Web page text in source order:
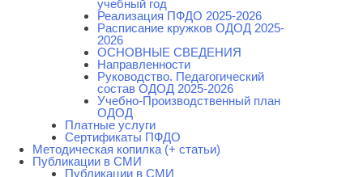
учебный год
Реализация ПФДО 2025-2026
Расписание кружков ОДОД 2025-
2026
ОСНОВНЫЕ СВЕДЕНИЯ
Направленности
Руководство. Педагогический
состав ОДОД 2025-2026
Учебно-Производственный план
ОДОД
Платные услуги
Сертификаты ПФДО
Методическая копилка (+ статьи)
Публикации в СМИ
Публикации в СМИ